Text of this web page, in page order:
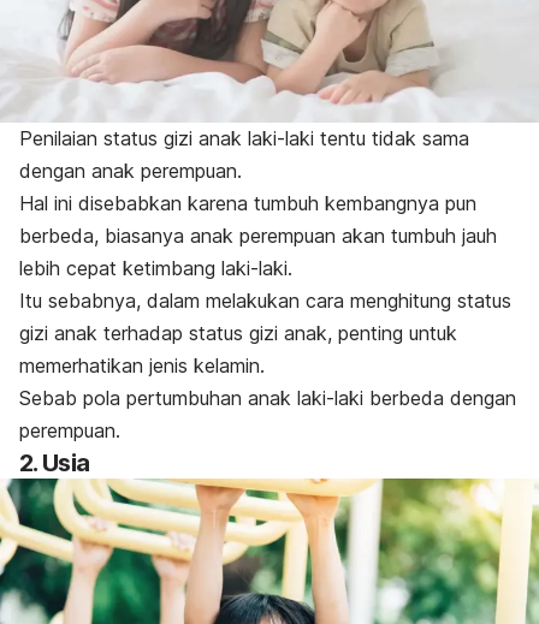
Penilaian status gizi anak laki-laki tentu tidak sama
dengan anak perempuan.
Hal ini disebabkan karena tumbuh kembangnya pun
berbeda, biasanya anak perempuan akan tumbuh jauh
lebih cepat ketimbang laki-laki.
Itu sebabnya, dalam melakukan cara menghitung status
gizi anak terhadap status gizi anak, penting untuk
memerhatikan jenis kelamin.
Sebab pola pertumbuhan anak laki-laki berbeda dengan
perempuan.
2. Usia